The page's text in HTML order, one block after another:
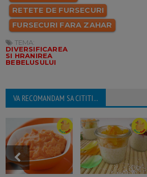
RETETE DE FURSECURI
FURSECURI FARA ZAHAR
TEMA:
DIVERSIFICAREA
SI HRANIREA
BEBELUSULUI
VA RECOMANDAM SA CITITI...